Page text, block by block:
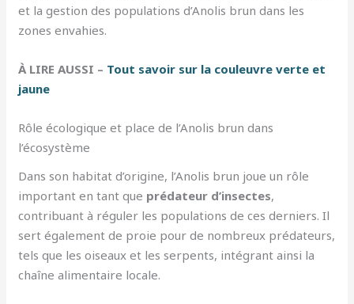
et la gestion des populations d’Anolis brun dans les
zones envahies.
À LIRE AUSSI – Tout savoir sur la couleuvre verte et
jaune
Rôle écologique et place de l’Anolis brun dans
l’écosystème
Dans son habitat d’origine, l’Anolis brun joue un rôle
important en tant que prédateur d’insectes,
contribuant à réguler les populations de ces derniers. Il
sert également de proie pour de nombreux prédateurs,
tels que les oiseaux et les serpents, intégrant ainsi la
chaîne alimentaire locale.